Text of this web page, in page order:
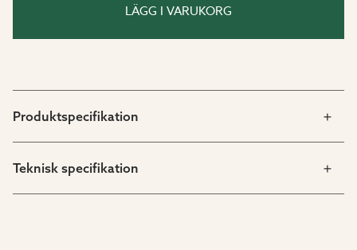
Bumblebee soffbord är framtaget för att passa perfekt
Bumblebee fåtölj och Bumblebee 3-sitssoffa för en
LÄGG I VARUKORG
Produktspecifikation
Teknisk specifikation